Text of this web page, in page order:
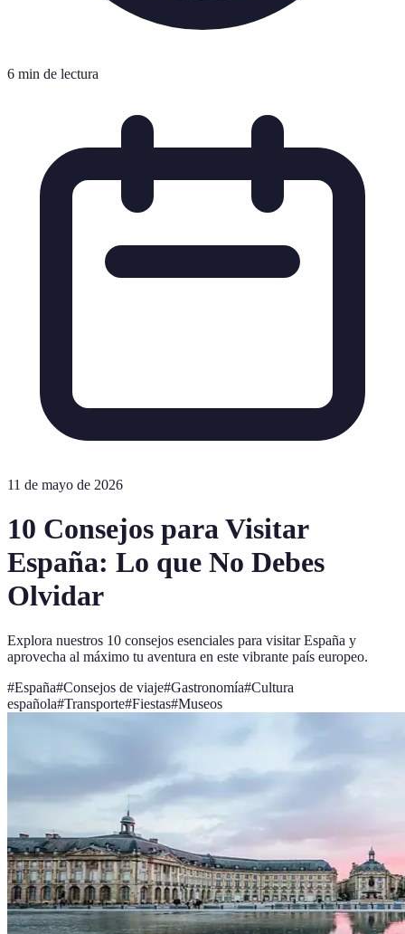
6 min de lectura
11 de mayo de 2026
10 Consejos para Visitar
España: Lo que No Debes
Olvidar
Explora nuestros 10 consejos esenciales para visitar España y
aprovecha al máximo tu aventura en este vibrante país europeo.
#España#Consejos de viaje#Gastronomía#Cultura
española#Transporte#Fiestas#Museos